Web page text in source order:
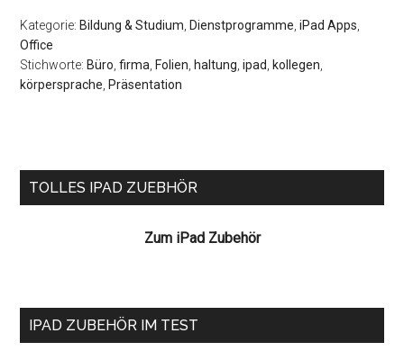
Kategorie: Bildung & Studium Dienstprogramme ,iPad Apps
Office
Stichworte: Büro ,firma Folien haltung ,ipad kollegen
körpersprache Präsentation
Seitenspalte
TOLLES IPAD ZUEBHÖR
Zum iPad Zubehör
IPAD ZUBEHÖR IM TEST